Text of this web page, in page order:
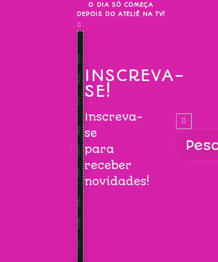
O DIA SÓ COMEÇA
DEPOIS DO ATELIÊ NA TV!
INSCREVA-
SE!
Inscreva-
se
para
receber
novidades!